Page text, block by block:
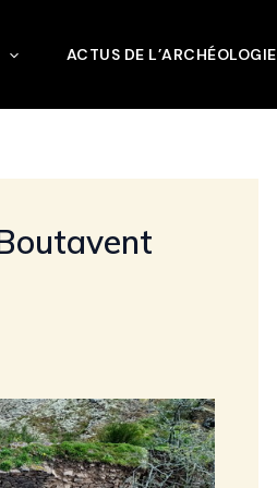
ACTUS DE L’ARCHÉOLOGIE